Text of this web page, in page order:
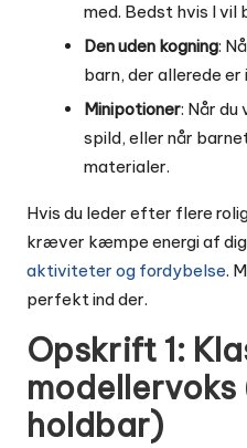
med. Bedst hvis I vil
Den uden kogning:
barn, der allerede er
Minipotioner: Når
spild, eller når
materialer.
Hvis du leder efter flere
kræver kæmpe energi af
aktiviteter og fordybelse.
perfekt ind der.
Opskrift 1:
holdbar)